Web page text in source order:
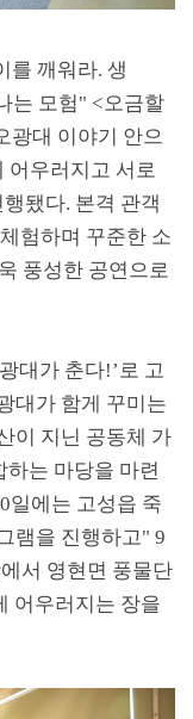
를 깨워라. 생
는 모험" <오금할
광대 이야기 안으
어우러지고 서로
행됐다. 본격 관객
험하며 꾸준한 소
풍성한 공연으로
대가 춘다!’로 고
대가 함게 꾸미는
이 지닌 공동체 가
하는 마당을 마련
일에는 고성읍 죽
램을 진행하고" 9
서 영현면 풍물단
어우러지는 장을